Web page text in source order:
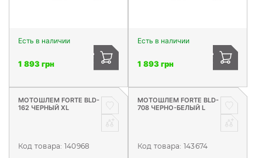
Есть в наличии
1 893 грн
Есть в наличии
1 893 грн
МОТОШЛЕМ FORTE BLD-
162 ЧЕРНЫЙ XL
Код товара: 140968
МОТОШЛЕМ FORTE BLD-
708 ЧЕРНО-БЕЛЫЙ L
Код товара: 143674